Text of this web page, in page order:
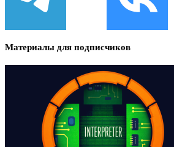
Материалы для подписчиков